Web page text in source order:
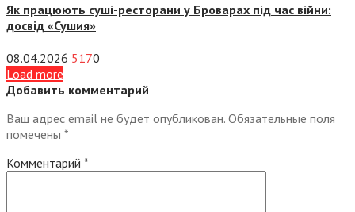
Як працюють суші-ресторани у Броварах під час війни:
досвід «Сушия»
08.04.2026 5170
Load more
Добавить комментарий
Ваш адрес email не будет опубликован. Обязательные поля
помечены *
Комментарий *